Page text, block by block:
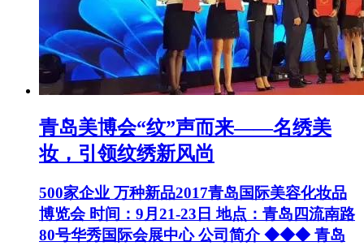
青岛美博会“纹”声而来——名绣美
妆，引领纹绣新风尚
500家企业 万种新品2017青岛国际美容化妆品
博览会 时间：9月21-23日 地点：青岛四流南路
80号华秀国际会展中心 公司简介 ◆◆◆ 青岛